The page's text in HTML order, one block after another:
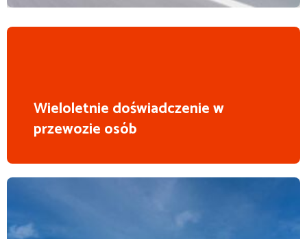
Wieloletnie doświadczenie w
przewozie osób